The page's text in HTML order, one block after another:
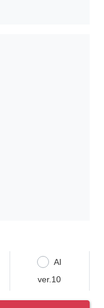
AI
ver.10